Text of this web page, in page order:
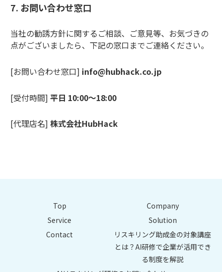
7. お問い合わせ窓口
当社の勧誘方針に関するご相談、ご意見等、お気づきの
点がございましたら、下記の窓口までご連絡ください。
[お問い合わせ窓口] info@hubhack.co.jp
[受付時間] 平日 10:00〜18:00
[代理店名] 株式会社HubHack
Top
Company
Service
Solution
Contact
リスキリング助成金の対象講座
とは？AI研修で企業が活用でき
る制度を解説